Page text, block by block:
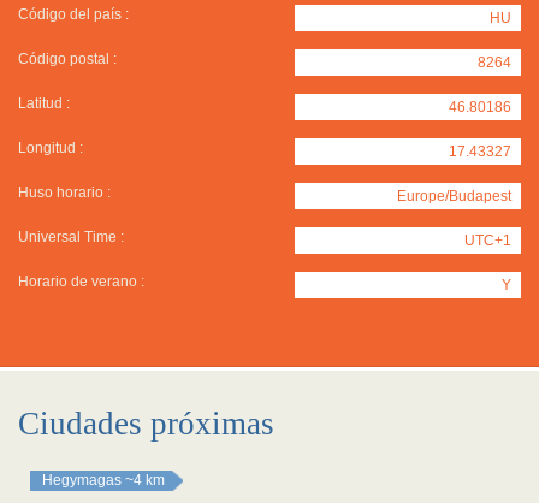
Código del país : HU
Código postal : 8264
Latitud : 46.80186
Longitud : 17.43327
Huso horario : Europe/Budapest
Universal Time : UTC+1
Horario de verano : Y
Ciudades próximas
Hegymagas ~4 km